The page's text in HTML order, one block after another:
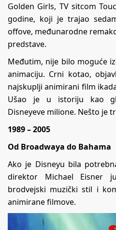
Golden Girls, TV sitcom
godine, koji je trajao
offove, međunarodne
predstave.
Međutim, nije bilo moguće
animaciju. Crni kotao,
najskuplji animirani film
Ušao je u istoriju kao
Disneyeve milione. Nešto je
1989 – 2005
Od Broadwaya do Bahama
Ako je Disneyu bila
direktor Michael Eisner
brodvejski muzički stil i
animirane filmove.